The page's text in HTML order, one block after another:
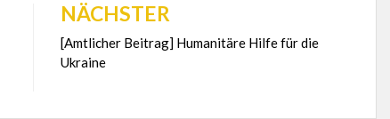
NÄCHSTER
[Amtlicher Beitrag] Humanitäre Hilfe für die
Ukraine